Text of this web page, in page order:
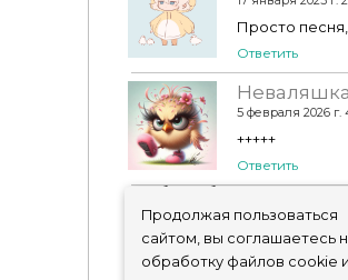
Просто
Ответить
Неваляшка
5 февраля 2026 г.
+++++
Ответить
Чтобы добавить
авторизоваться !
Продолжая пользоваться
сайтом, вы соглашаетесь
обработку файлов cookie и